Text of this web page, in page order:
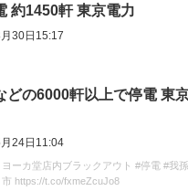
約1450軒 東京電力
30日15:17
どの6000軒以上で停電 東
24日11:04
ヨーカ堂店内ブラックアウト #停電 #我
市 https://t.co/fxmeZcuJo8